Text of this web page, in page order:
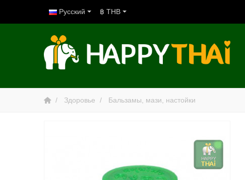
Русский ฿ THB
Здоровье Бальзамы, мази, настойки